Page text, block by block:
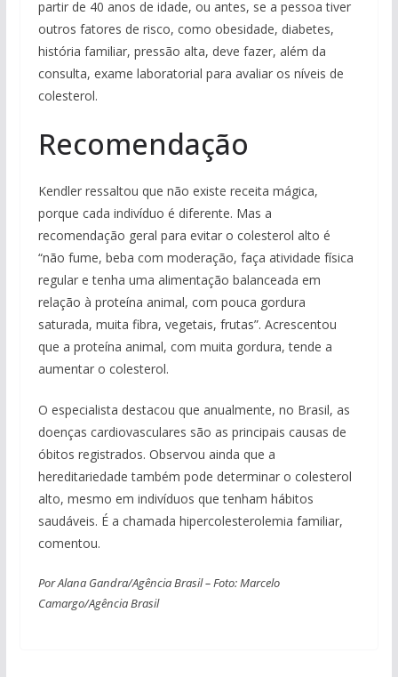
partir de 40 anos de idade, ou antes, se a pessoa tiver
outros fatores de risco, como obesidade, diabetes,
história familiar, pressão alta, deve fazer, além da
consulta, exame laboratorial para avaliar os níveis de
colesterol.
Recomendação
Kendler ressaltou que não existe receita mágica,
porque cada indivíduo é diferente. Mas a
recomendação geral para evitar o colesterol alto é
“não fume, beba com moderação, faça atividade física
regular e tenha uma alimentação balanceada em
relação à proteína animal, com pouca gordura
saturada, muita fibra, vegetais, frutas”. Acrescentou
que a proteína animal, com muita gordura, tende a
aumentar o colesterol.
O especialista destacou que anualmente, no Brasil, as
doenças cardiovasculares são as principais causas de
óbitos registrados. Observou ainda que a
hereditariedade também pode determinar o colesterol
alto, mesmo em indivíduos que tenham hábitos
saudáveis. É a chamada hipercolesterolemia familiar,
comentou.
Por Alana Gandra/Agência Brasil – Foto: Marcelo
Camargo/Agência Brasil